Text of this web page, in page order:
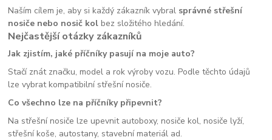
Naším cílem je, aby si každý zákazník vybral správné střešní
nosiče nebo nosič kol bez složitého hledání.
Nejčastější otázky zákazníků
Jak zjistím, jaké příčníky pasují na moje auto?
Stačí znát značku, model a rok výroby vozu. Podle těchto údajů
lze vybrat kompatibilní střešní nosiče.
Co všechno lze na příčníky připevnit?
Na střešní nosiče lze upevnit autoboxy, nosiče kol, nosiče lyží,
střešní koše, autostany, stavební materiál ad.